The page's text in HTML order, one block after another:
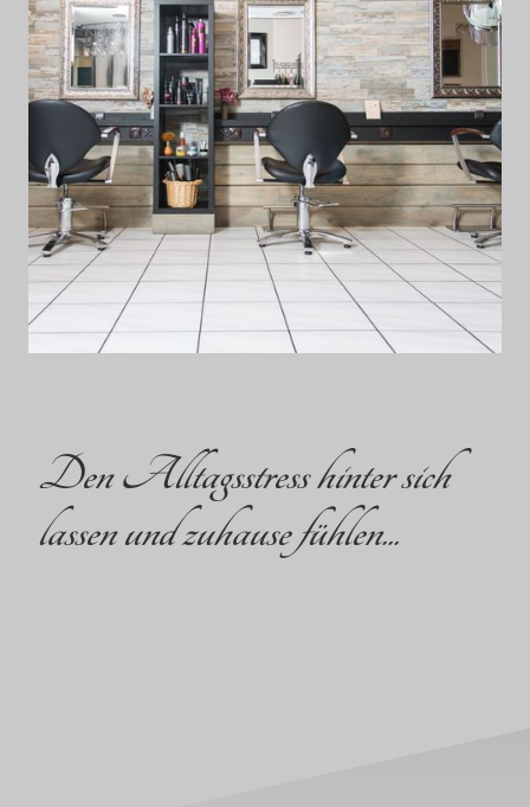
Den Alltagsstress hinter sich
lassen und zuhause fühlen...